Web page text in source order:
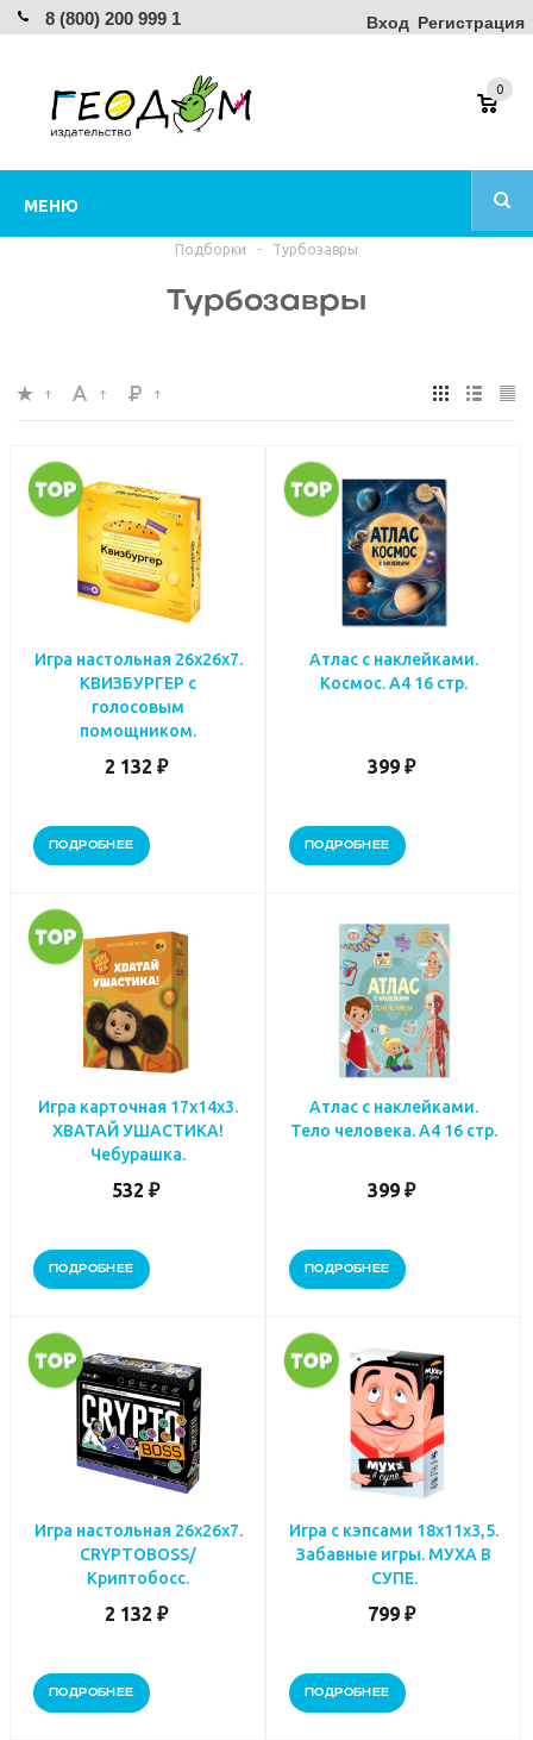
8 (800) 200 999 1 Вход Регистрация
МЕНЮ
0
Подборки - Турбозавры
Турбозавры
Игра настольная 26х26х7.
КВИЗБУРГЕР с
голосовым
помощником.
2 132 ₽
ПОДРОБНЕЕ
Атлас с наклейками.
Космос. А4 16 стр.
399 ₽
ПОДРОБНЕЕ
Игра карточная 17х14х3.
ХВАТАЙ УШАСТИКА!
Чебурашка.
532 ₽
ПОДРОБНЕЕ
Атлас с наклейками.
Тело человека. А4 16 стр.
399 ₽
ПОДРОБНЕЕ
Игра настольная 26х26х7.
CRYPTOBOSS/
Криптобосс.
2 132 ₽
ПОДРОБНЕЕ
Игра с кэпсами 18х11х3,5.
Забавные игры. МУХА В
СУПЕ.
799 ₽
ПОДРОБНЕЕ